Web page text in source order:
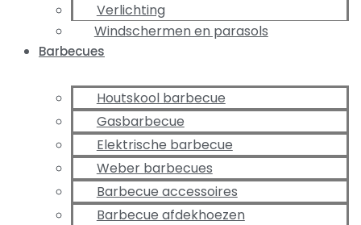
Verlichting
Windschermen en parasols
Barbecues
Houtskool barbecue
Gasbarbecue
Elektrische barbecue
Weber barbecues
Barbecue accessoires
Barbecue afdekhoezen